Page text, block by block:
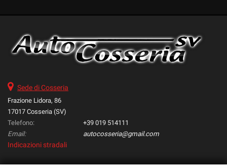
Sede di Cosseria
Frazione Lidora, 86
17017 Cosseria (SV)
Telefono:
+39 019 514111
Email:
autocosseria@gmail.com
Indicazioni stradali